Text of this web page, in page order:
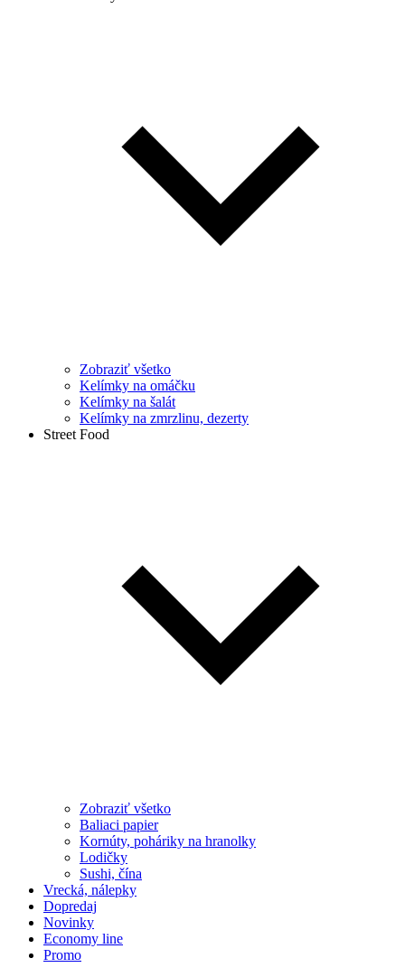
Zobraziť všetko
Kelímky na omáčku
Kelímky na šalát
Kelímky na zmrzlinu, dezerty
Street Food
Zobraziť všetko
Baliaci papier
Kornúty, poháriky na hranolky
Lodičky
Sushi, čína
Vrecká, nálepky
Dopredaj
Novinky
Economy line
Promo